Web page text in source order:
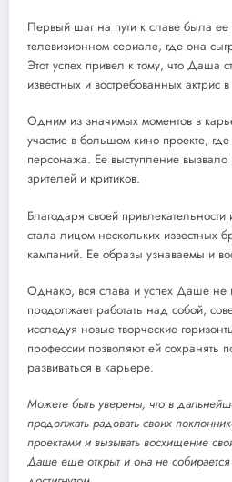
Первый шаг на пути к славе была
телевизионном сериале, где она
Этот успех привел к тому, что Даша
известных и востребованных актрис
Одним из значимых моментов в
участие в большом кино проекте,
персонажа. Ее выступление вызвало
зрителей и критиков.
Благодаря своей
стала лицом нескольких известных
кампаний. Ее образы узнаваемы и
Однако, вся слава и успех Даше не
продолжает работать над собой,
исследуя новые творческие
профессии позволяют ей сохранять
развиваться в карьере.
Можете быть уверены, что в
продолжать радовать своих
проектами и вызывать восхищение
Даше еще открыт и она не собирается